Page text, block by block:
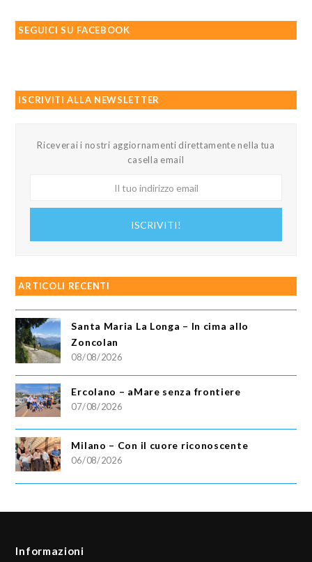
SEGUICI SU FACEBOOK
ISCRIVITI ALLA NEWSLETTER
Riceverai i nostri aggiornamenti direttamente nella tua
casella email
ISCRIVITI!
ARTICOLI RECENTI
Santa Maria La Longa – In cima allo
Zoncolan
08/08/2026
Ercolano – aMare senza frontiere
07/08/2026
Milano – Con il cuore riconoscente
06/08/2026
Informazioni